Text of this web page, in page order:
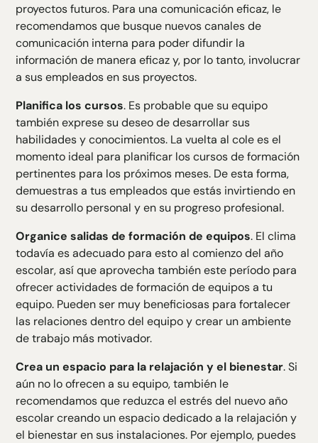
proyectos futuros. Para una comunicación eficaz, le
recomendamos que busque nuevos canales de
comunicación interna para poder difundir la
información de manera eficaz y, por lo tanto, involucrar
a sus empleados en sus proyectos.
Planifica los cursos. Es probable que su equipo
también exprese su deseo de desarrollar sus
habilidades y conocimientos. La vuelta al cole es el
momento ideal para planificar los cursos de formación
pertinentes para los próximos meses. De esta forma,
demuestras a tus empleados que estás invirtiendo en
su desarrollo personal y en su progreso profesional.
Organice salidas de formación de equipos. El clima
todavía es adecuado para esto al comienzo del año
escolar, así que aprovecha también este período para
ofrecer actividades de formación de equipos a tu
equipo. Pueden ser muy beneficiosas para fortalecer
las relaciones dentro del equipo y crear un ambiente
de trabajo más motivador.
Crea un espacio para la relajación y el bienestar. Si
aún no lo ofrecen a su equipo, también le
recomendamos que reduzca el estrés del nuevo año
escolar creando un espacio dedicado a la relajación y
el bienestar en sus instalaciones. Por ejemplo, puedes